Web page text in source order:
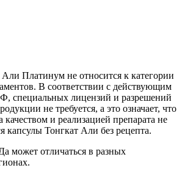
Платинум не относится к категории
В соответствии с действующим
специальных лицензий и разрешений
не требуется, а это означает, что
и реализацией препарата не
капсулы Тонгкат Али без рецепта.
может отличаться в разных